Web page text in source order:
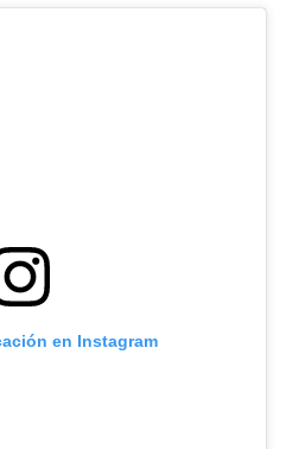
en Instagram